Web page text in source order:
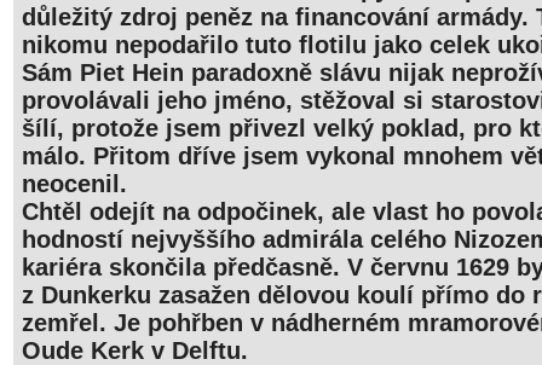
důležitý zdroj peněz na financování armády.
nikomu nepodařilo tuto flotilu jako celek
Sám Piet Hein paradoxně slávu nijak
provolávali jeho jméno, stěžoval si
šílí, protože jsem přivezl velký poklad, pro
málo. Přitom dříve jsem vykonal mnohem
neocenil.
Chtěl odejít na odpočinek, ale vlast ho
hodností nejvyššího admirála celého
kariéra skončila předčasně. V červnu 1629
z Dunkerku zasažen dělovou koulí přímo do
zemřel. Je pohřben v nádherném
Oude Kerk v Delftu.